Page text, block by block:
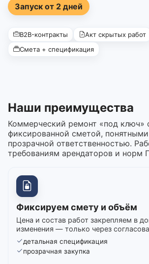
Запуск от 2 дней
B2B-контракты
Акт скрытых работ
Смета + спецификация
Наши преимущества
Коммерческий ремонт «под ключ»
фиксированной сметой,
прозрачной ответственностью.
требованиям арендаторов и норм
Фиксируем смету и объём
Цена и состав работ закрепляем в
изменения — только через
детальная спецификация
прозрачная закупка